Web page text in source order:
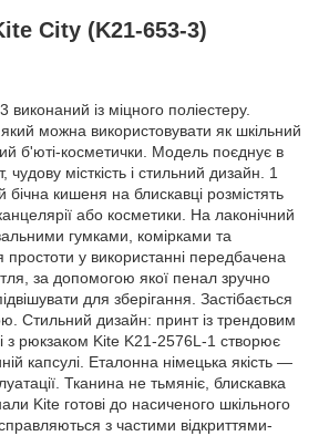
City (K21-653-3)
із міцного поліестеру.
можна використовувати як шкільний
б'юті-косметички. Модель поєднує в
місткість і стильний дизайн. 1
бічна кишеня на блискавці розмістять
або косметики. На лаконічний
гумками, комірками та
простоти у використанні передбачена
за допомогою якої пенал зручно
для зберігання. Застібається
Стильний дизайн: принт із трендовим
з рюкзаком Kite K21-2576L-1 створює
капсулі. Еталонна німецька якість —
Тканина не тьмяніє, блискавка
Kite готові до насиченого шкільного
з частими відкриттями-